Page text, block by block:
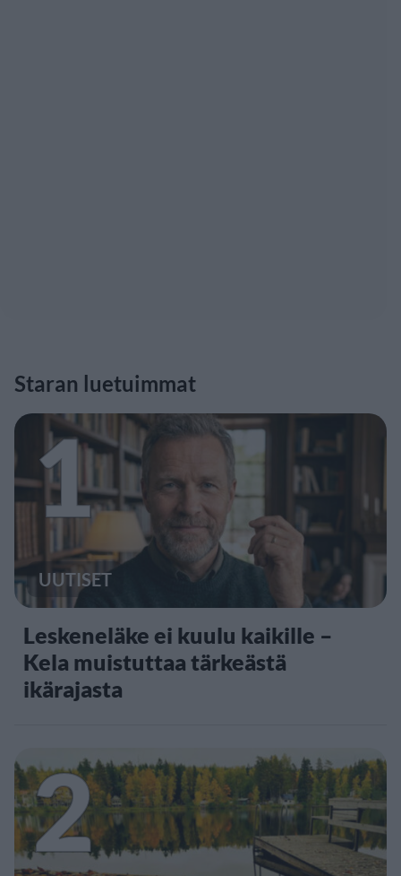
Staran luetuimmat
1
UUTISET
Leskeneläke ei kuulu kaikille –
Kela muistuttaa tärkeästä
ikärajasta
2